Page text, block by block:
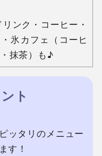
氷カフェ（コーヒ
ト
ッタリのメニュー
す！